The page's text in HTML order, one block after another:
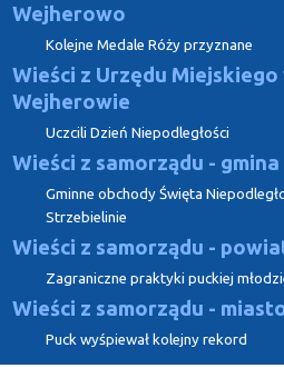
Wejherowo
Kolejne Medale Róży przyznane
Wieści z Urzędu Miejskiego
Wejherowie
Uczcili Dzień Niepodległości
Wieści z samorządu -
Gminne obchody Święta
Strzebielinie
Wieści z samorządu -
Zagraniczne praktyki puckiej
Wieści z samorządu -
Puck wyśpiewał kolejny rekord